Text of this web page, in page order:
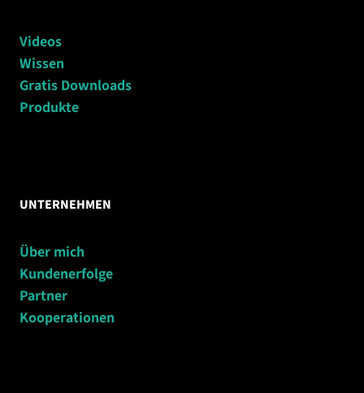
Videos
Wissen
Gratis Downloads
Produkte
UNTERNEHMEN
Über mich
Kundenerfolge
Partner
Kooperationen